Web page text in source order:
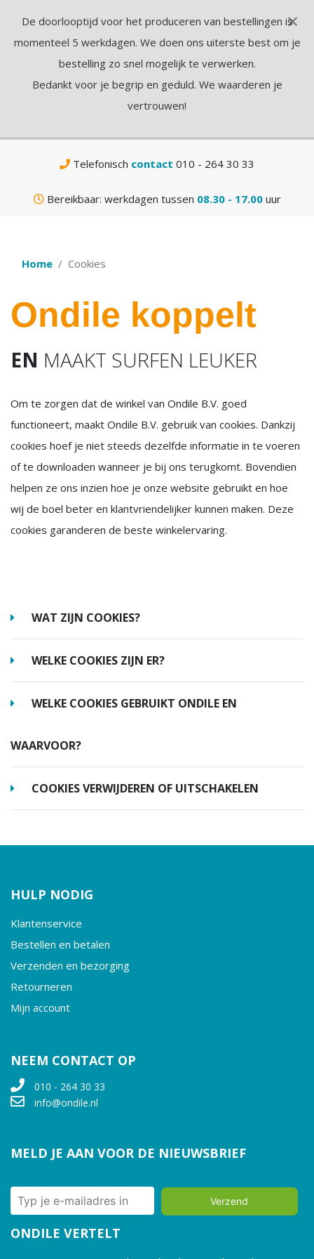
Telefonisch contact 010 - 264 30 33
Bereikbaar: werkdagen tussen 08.30 - 17.00uur
Home Cookies
Ondile koppelt
EN MAAKT SURFEN LEUKER
Om te zorgen dat de winkel van Ondile B.V. goed
functioneert, maakt Ondile B.V. gebruik van cookies. Dankzij
cookies hoef je niet steeds dezelfde informatie in te voeren
of te downloaden wanneer je bij ons terugkomt. Bovendien
helpen ze ons inzien hoe je onze website gebruikt en hoe
wij de boel beter en klantvriendelijker kunnen maken. Deze
cookies garanderen de beste winkelervaring.
WAT ZIJN COOKIES?
WELKE COOKIES ZIJN ER?
WELKE COOKIES GEBRUIKT ONDILE EN
WAARVOOR?
COOKIES VERWIJDEREN OF UITSCHAKELEN
HULP NODIG
Klantenservice
Bestellen en betalen
Verzenden en bezorging
Retourneren
Mijn account
NEEM CONTACT OP
010 - 264 30 33
info@ondile.nl
MELD JE AAN VOOR DE NIEUWSBRIEF
Verzend
ONDILE VERTELT
×
De doorlooptijd voor het produceren van bestellingen is
momenteel 5 werkdagen. We doen ons uiterste best om je
bestelling zo snel mogelijk te verwerken.
Bedankt voor je begrip en geduld. We waarderen je
vertrouwen!